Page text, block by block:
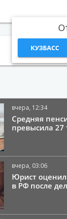
КУЗБАСС
вчера, 12:34
Средняя
превысила 27
вчера, 03:06
Юрист
в РФ после